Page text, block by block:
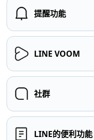
提醒功能
LINE VOOM
社群
LINE的便利功能